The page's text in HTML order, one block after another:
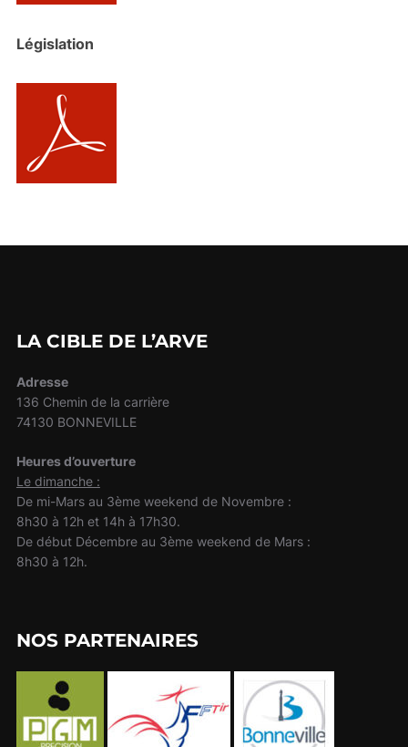
Législation
LA CIBLE DE L’ARVE
Adresse
136 Chemin de la carrière
74130 BONNEVILLE
Heures d’ouverture
Le dimanche :
De mi-Mars au 3ème weekend de Novembre :
8h30 à 12h et 14h à 17h30.
De début Décembre au 3ème weekend de Mars :
8h30 à 12h.
NOS PARTENAIRES